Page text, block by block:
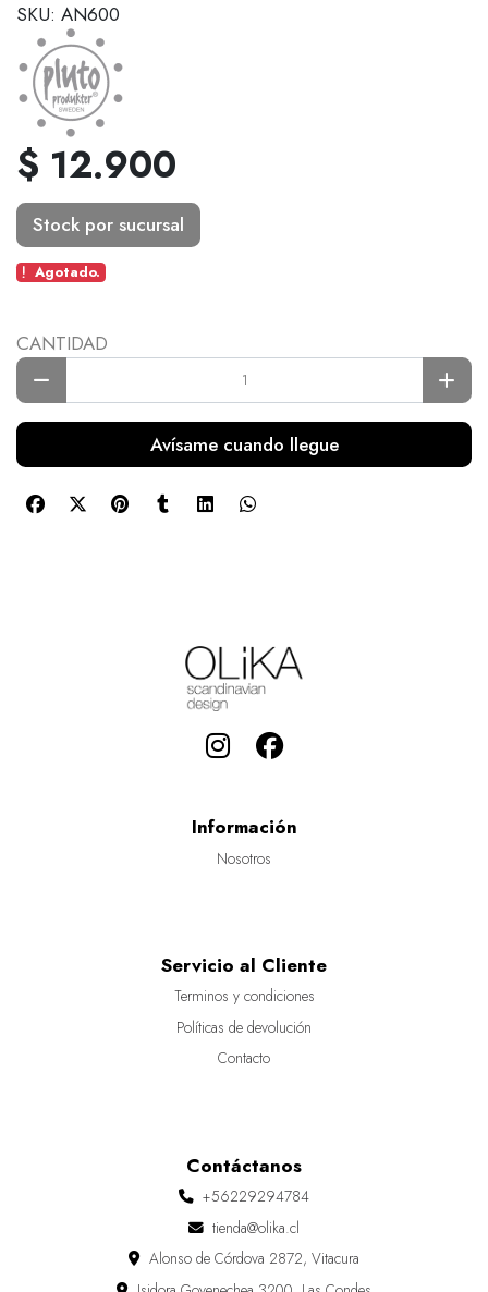
SKU: AN600
$ 12.900
Stock por sucursal
Agotado.
CANTIDAD
Avísame cuando llegue
Información
Nosotros
Servicio al Cliente
Terminos y condiciones
Políticas de devolución
Contacto
Contáctanos
+56229294784
tienda@olika.cl
Alonso de Córdova 2872, Vitacura